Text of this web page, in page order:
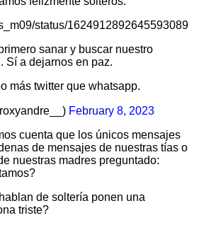
status/1624912892645593089
sanar y buscar nuestro
Sí a dejarnos en paz.
más twitter que whatsapp.
February 8, 2023
cuenta que los únicos mensajes
de mensajes de nuestras tías o
nuestras madres preguntado:
de soltería ponen una
triste?